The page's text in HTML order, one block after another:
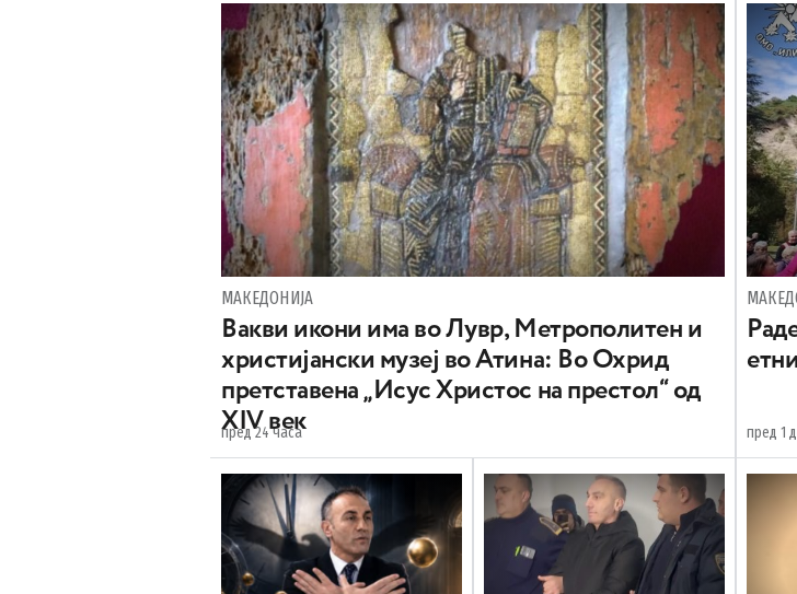
МАКЕДОНИЈА
Вакви икони има во Лувр, Метрополитен и
христијански музеј во Атина: Во Охрид
претставена „Исус Христос на престол“ од
XIV век
пред 24 часа пред 1